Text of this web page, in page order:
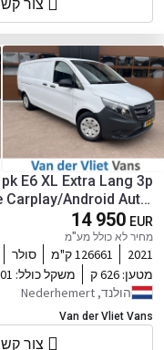
צור
E6 XL Extra Lang 3p
onderhoudshistorie aanwezig
14 950 EUR
מחיר לא כולל מע"מ
2021 126661 ק"מ סולר
מטען: 626 ק משקל כולל:
הולנד, Nederhemert
Van der Vliet Vans
צור